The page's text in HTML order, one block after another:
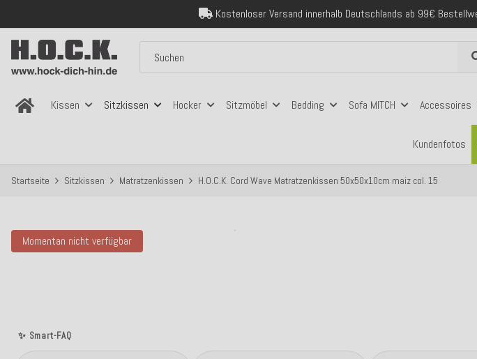
Über 120.000 erfolgreich versendete Bestellungen
Sicher bezahlen mit Klarna, PayPal & Amazon Pay
Kissen Sitzkissen Hocker Sitzmöbel Bedding Sofa MITCH Accessoires
Kundenfotos
Startseite Sitzkissen Matratzenkissen H.O.C.K. Cord Wave Matratzenkissen 50x50x10cm maiz col. 15
Momentan nicht verfügbar
✨ Smart-FAQ